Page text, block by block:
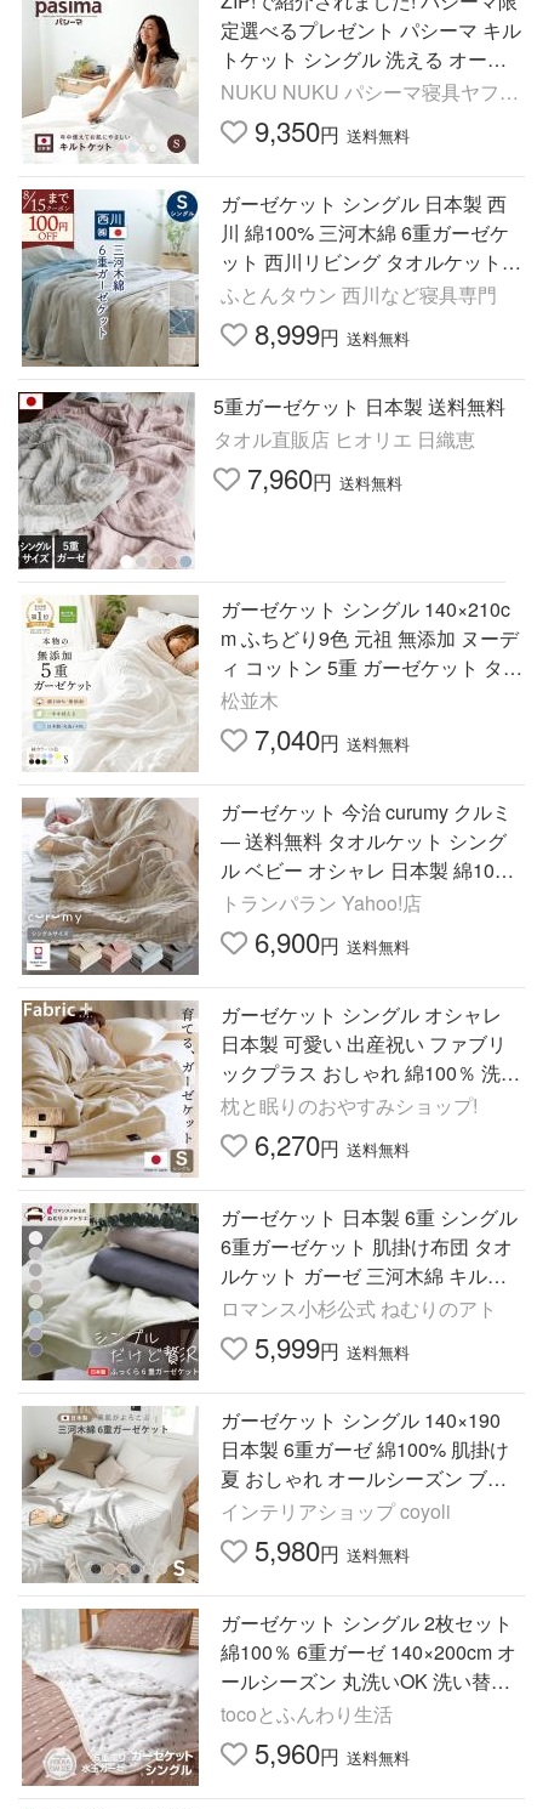
定選べるプレゼント パシーマ キル
トケット シングル 洗える オール
シーズン 龍宮正規品 ガーゼケット
コットン #5800
NUKU NUKU パシーマ寝具ヤフー
店 9,350円 送料無料
ガーゼケット シングル 日本製 西
川 綿100% 三河木綿 6重ガーゼケ
ット 西川リビング タオルケット
夏 夏用
ふとんタウン 西川など寝具専門
8,999円 送料無料
5重ガーゼケット 日本製 送料無料
タオル直販店 ヒオリエ 日織恵
7,960円 送料無料
ガーゼケット シングル 140×210c
m ふちどり9色 元祖 無添加 ヌーデ
ィ コットン 5重 ガーゼケット タオ
ルケット 綿100％ 日本製 国産 敏
感肌 エコテックス
松並木
7,040円 送料無料
ガーゼケット 今治 curumy クルミ
― 送料無料 タオルケット シング
ル ベビー オシャレ 日本製 綿10
0％ 新生活 敬老の日 爆買
トランパラン Yahoo!店
6,900円 送料無料
ガーゼケット シングル オシャレ
日本製 可愛い 出産祝い ファブリ
ックプラス おしゃれ 綿100％ 洗え
る 無添加 Fabric Plus 5重ガーゼ キ
ルトケット 敬老の日
枕と眠りのおやすみショップ!
6,270円 送料無料
ガーゼケット 日本製 6重 シングル
6重ガーゼケット 肌掛け布団 タオ
ルケット ガーゼ 三河木綿 キルト
ケット 綿 オシャレ
ロマンス小杉公式 ねむりのアト
5,999円 送料無料
ガーゼケット シングル 140×190
日本製 6重ガーゼ 綿100% 肌掛け
夏 おしゃれ オールシーズン ブラ
ンケット 三河木綿 37563 爆買
インテリアショップ coyoli
5,980円 送料無料
ガーゼケット シングル 2枚セット
綿100％ 6重ガーゼ 140×200cm オ
ールシーズン 丸洗いOK 洗い替え
用
tocoとふんわり生活
5,960円 送料無料